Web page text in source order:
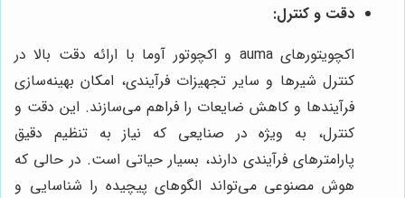
دقت و کنترل:
اکچویتورهای auma و اکچوتور آوما با ارائه دقت بالا در
کنترل شیرها و سایر تجهیزات فرآیندی، امکان بهینه‌سازی
فرآیندها و کاهش ضایعات را فراهم می‌سازند. این دقت و
کنترل، به ویژه در صنایعی که نیاز به تنظیم دقیق
پارامترهای فرآیندی دارند، بسیار حیاتی است. در حالی که
هوش مصنوعی می‌تواند الگوهای پیچیده را شناسایی و